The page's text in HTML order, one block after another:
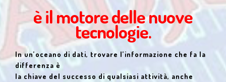
è il motore delle nuove
tecnologie.
In un’oceano di dati, trovare l’informazione che fa la
differenza è
la chiave del successo di qualsiasi attività, anche